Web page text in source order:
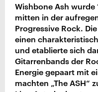
Wishbone Ash
mitten in der
Progressive Rock.
einen
und etablierte sich
Gitarrenbands der
Energie gepaart mit
machten „The ASH“